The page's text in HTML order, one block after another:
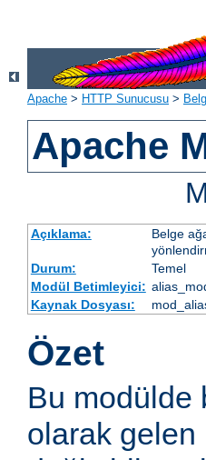
Apache > HTTP Sunucusu >
Apache
Açıklama:
Belge
Durum:
Temel
Modül Betimleyici:
Kaynak Dosyası:
Özet
Bu modülde
olarak gelen